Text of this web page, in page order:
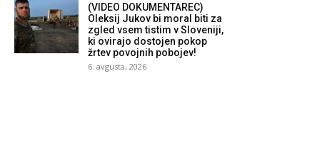
(VIDEO DOKUMENTAREC)
Oleksij Jukov bi moral biti za
zgled vsem tistim v Sloveniji,
ki ovirajo dostojen pokop
žrtev povojnih pobojev!
6. avgusta, 2026